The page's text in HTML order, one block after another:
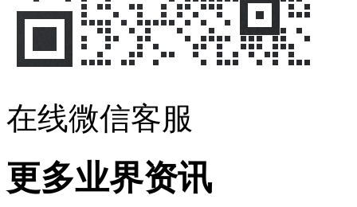
在线微信客服
更多业界资讯